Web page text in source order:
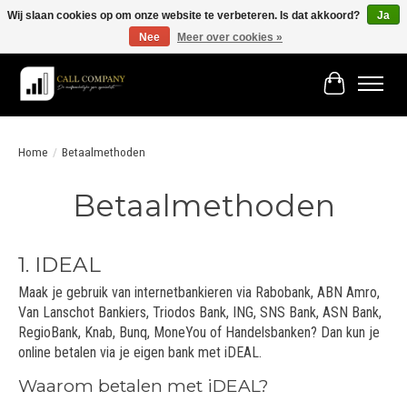
Vóór 19:00 besteld morgen in huis!
Winkelwagen
Home / Betaalmethoden
Betaalmethoden
1. IDEAL
Maak je gebruik van internetbankieren via Rabobank, ABN Amro,
Van Lanschot Bankiers, Triodos Bank, ING, SNS Bank, ASN Bank,
RegioBank, Knab, Bunq, MoneYou of Handelsbanken? Dan kun je
online betalen via je eigen bank met iDEAL.
Waarom betalen met iDEAL?
Wij slaan cookies op om onze website te verbeteren. Is dat akkoord?
Ja
Nee
Meer over cookies »